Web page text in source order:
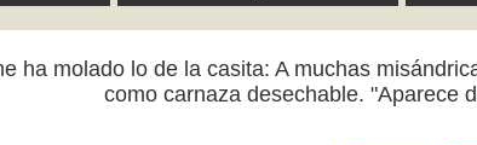
ha molado lo de la casita: A muchas
como carnaza desechable. "Aparece